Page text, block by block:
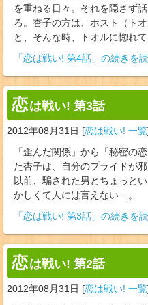
を重ねる日々。それを隠さず
ろ。杏子の方は、ホスト（ト
と、そんな時、トオルに惚れ
「恋は戦い! 第4話」の続きを
恋は戦い! 第3話
2012年08月31日 [恋は戦い! 一覧
「歪んだ関係」から「秘密の
た杏子は、自分のプライドが
以前、騙された男とちょっと
かしくて人には言えない…。
「恋は戦い! 第3話」の続きを
恋は戦い! 第2話
2012年08月31日 [恋は戦い! 一覧